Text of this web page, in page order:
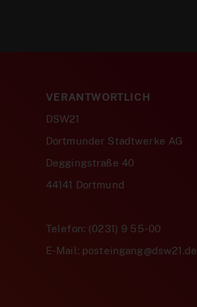
VERANTWORTLICH
DSW21
Dortmunder Stadtwerke AG
Deggingstraße 40
44141 Dortmund
Telefon: (0231) 9 55-00
E-Mail: posteingang@dsw21.de